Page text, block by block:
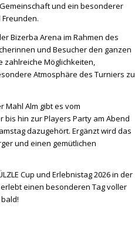
und ein besonderer
Bizerba Arena im Rahmen des
und Besucher den ganzen
zahlreiche Möglichkeiten,
Atmosphäre des Turniers zu
Mahl Alm gibt es vom
hin zur Players Party am Abend
dazugehört. Ergänzt wird das
und einen gemütlichen
Cup und Erlebnistag 2026 in der
einen besonderen Tag voller